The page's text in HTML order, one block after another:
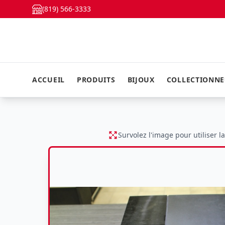
(819) 566-3333
ACCUEIL PRODUITS BIJOUX
Survolez l'image pour utiliser